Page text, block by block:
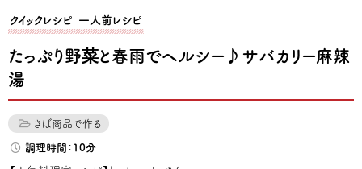
クイックレシピ 一人前レシピ
たっぷり野菜と春雨でヘルシー♪サバカリー麻辣
湯
さば商品で作る
調理時間：10分